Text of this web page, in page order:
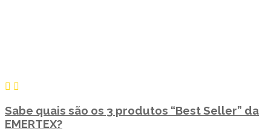
Sabe quais são os 3 produtos “Best Seller” da
EMERTEX?